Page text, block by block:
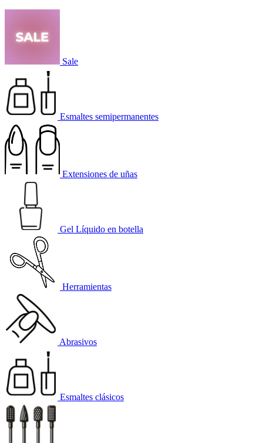
Sale
Esmaltes semipermanentes
Extensiones de uñas
Gel Líquido en botella
Herramientas
Abrasivos
Esmaltes clásicos